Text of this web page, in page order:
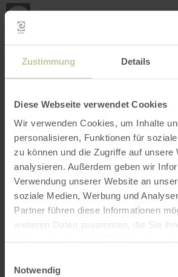
Zustimmung Details
Diese Webseite verwendet Cookies
Wir verwenden Cookies, um Inhalte
personalisieren, Funktionen für
zu können und die Zugriffe auf unsere
analysieren. Außerdem geben wir
Verwendung unserer Website an
soziale Medien, Werbung und
Partner führen diese Informationen
weiteren Daten zusammen, die Sie
Notwendig